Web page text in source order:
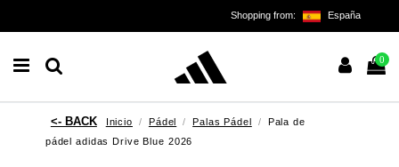
Shopping from: España
0
Inicio Pádel Palas Pádel
Pala de
pádel adidas Drive Blue 2026